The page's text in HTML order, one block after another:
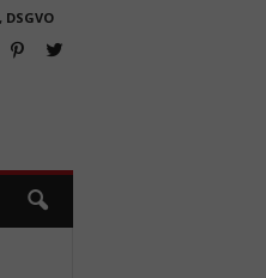
DSGVO